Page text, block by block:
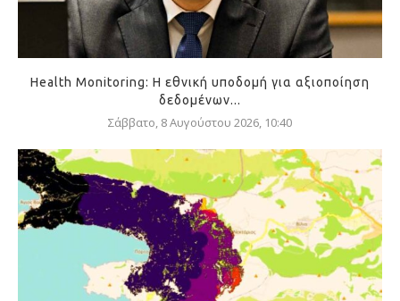
Health Monitoring: Η εθνική υποδομή για αξιοποίηση
δεδομένων...
Σάββατο, 8 Αυγούστου 2026, 10:40